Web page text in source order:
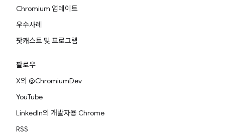
Chromium 업데이트
우수사례
팟캐스트 및 프로그램
팔로우
X의 @ChromiumDev
YouTube
LinkedIn의 개발자용 Chrome
RSS